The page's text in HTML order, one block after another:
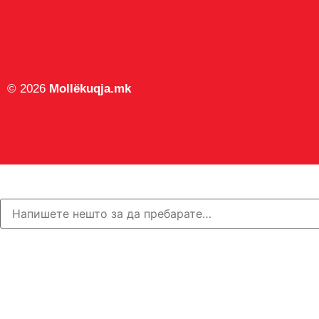
© 2026 Mollëkuqja.mk